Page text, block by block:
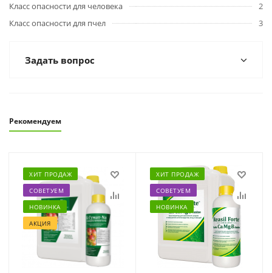
Класс опасности для человека
2
Класс опасности для пчел
3
Задать вопрос
Рекомендуем
ХИТ ПРОДАЖ
СОВЕТУЕМ
НОВИНКА
АКЦИЯ
ХИТ ПРОДАЖ
СОВЕТУЕМ
НОВИНКА